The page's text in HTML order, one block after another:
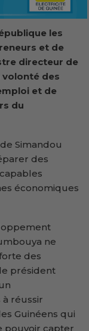
les
et de
directeur de
volonté des
et de
du
Simandou
des
économiques
ne
des
président
à réussir
Guinéens qui
pouvoir capter